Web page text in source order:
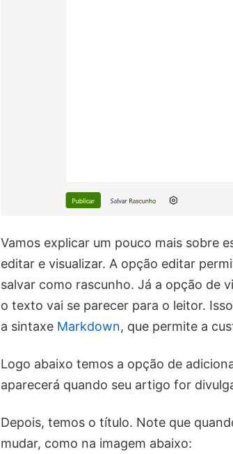
Vamos explicar um pouco mais sobre
editar e visualizar. A opção editar
salvar como rascunho. Já a opção de
o texto vai se parecer para o leitor.
a sintaxe Markdown, que permite a
Logo abaixo temos a opção de
aparecerá quando seu artigo for
Depois, temos o título. Note que
mudar, como na imagem abaixo: